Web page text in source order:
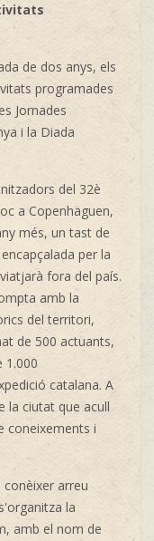
de dos anys, els
programades
Jornades
i la Diada
del 32è
a Copenhaguen,
més, un tast de
per la
fora del país.
amb la
del territori,
de 500 actuants,
1.000
catalana. A
la ciutat que acull
coneixements i
arreu
la
amb el nom de